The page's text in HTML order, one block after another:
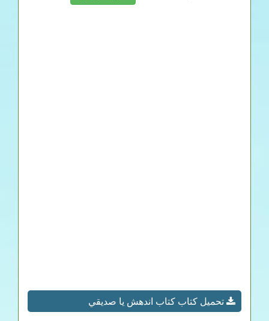
تحميل كتاب كتاب اندهش يا صديقي